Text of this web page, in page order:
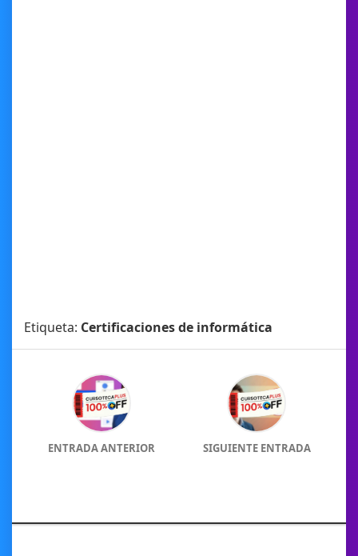
Etiqueta: Certificaciones de informática
ENTRADA ANTERIOR SIGUIENTE ENTRADA